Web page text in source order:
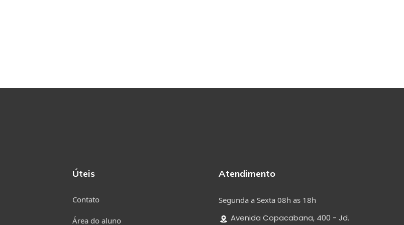
Úteis
Contato
Área do aluno
Atendimento
Segunda a Sexta 08h as 18h
Avenida Copacabana, 400 - Jd.